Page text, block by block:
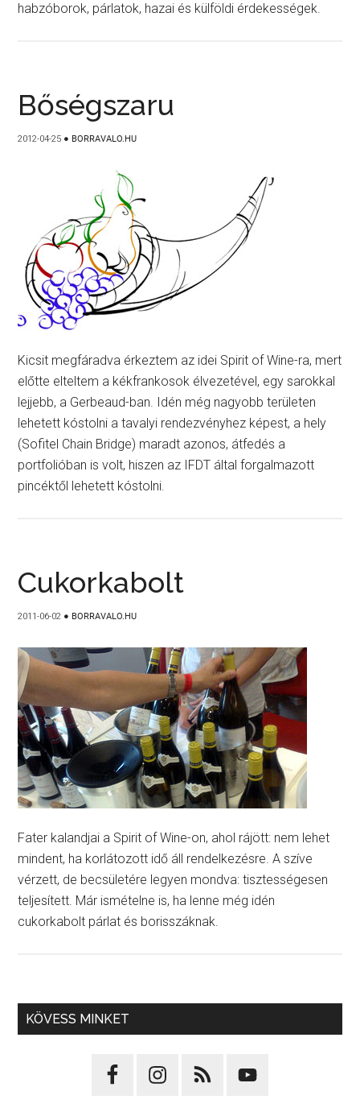
habzóborok, párlatok, hazai és külföldi érdekességek.
Bőségszaru
2012-04-25 ● BORRAVALO.HU
Kicsit megfáradva érkeztem az idei Spirit of Wine-ra, mert
előtte elteltem a kékfrankosok élvezetével, egy sarokkal
lejjebb, a Gerbeaud-ban. Idén még nagyobb területen
lehetett kóstolni a tavalyi rendezvényhez képest, a hely
(Sofitel Chain Bridge) maradt azonos, átfedés a
portfolióban is volt, hiszen az IFDT által forgalmazott
pincéktől lehetett kóstolni.
Cukorkabolt
2011-06-02 ● BORRAVALO.HU
Fater kalandjai a Spirit of Wine-on, ahol rájött: nem lehet
mindent, ha korlátozott idő áll rendelkezésre. A szíve
vérzett, de becsületére legyen mondva: tisztességesen
teljesített. Már ismételne is, ha lenne még idén
cukorkabolt párlat és borisszáknak.
KÖVESS MINKET